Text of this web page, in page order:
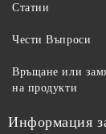
Статии
Чести Въпроси
Връщане или
на продукти
Информация